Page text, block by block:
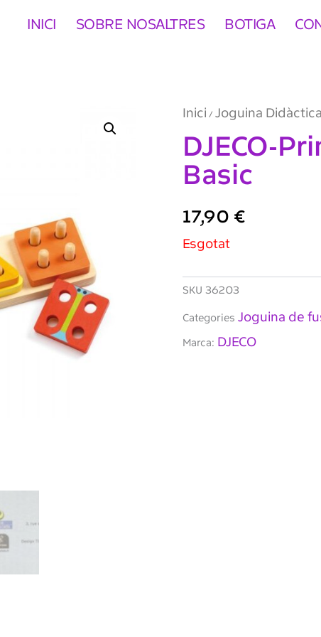
INICI SOBRE NOSALTRES BOTIGA
Inici / Joguina Didàctica
DJECO-
Basic
17,90 €
Esgotat
SKU 36203
Categories Joguina de
Marca: DJECO